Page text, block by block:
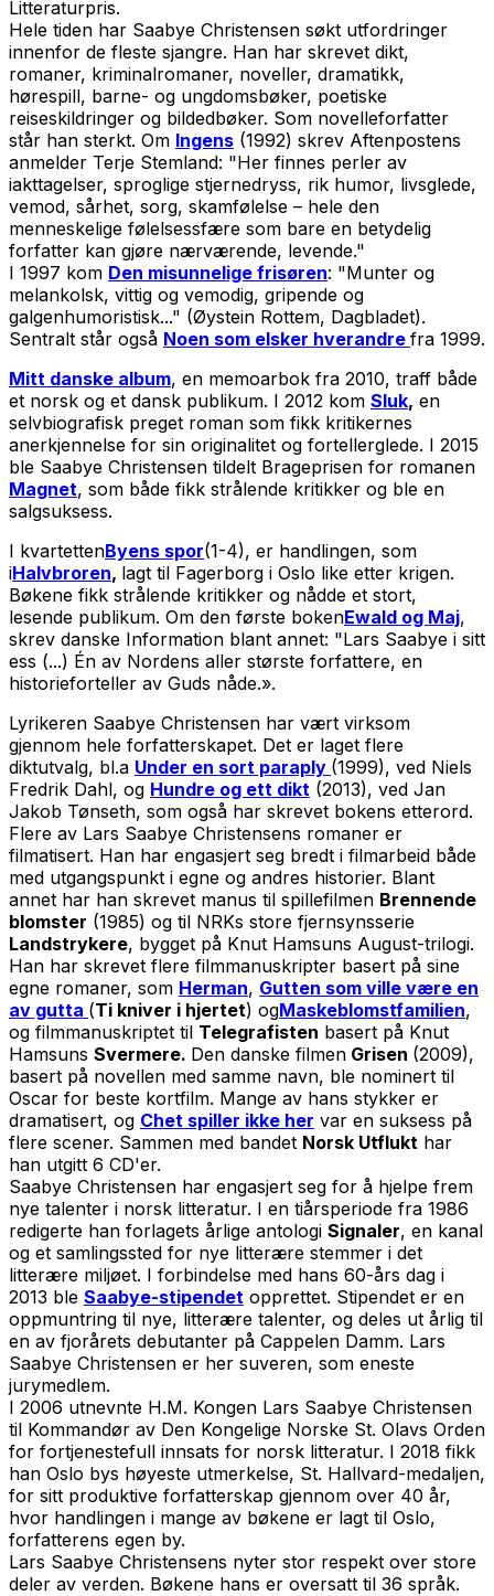
Litteraturpris.
Hele tiden har Saabye Christensen søkt utfordringer
innenfor de fleste sjangre. Han har skrevet dikt,
romaner, kriminalromaner, noveller, dramatikk,
hørespill, barne- og ungdomsbøker, poetiske
reiseskildringer og bildedbøker. Som novelleforfatter
står han sterkt. Om Ingens (1992) skrev Aftenpostens
anmelder Terje Stemland: "Her finnes perler av
iakttagelser, sproglige stjernedryss, rik humor, livsglede,
vemod, sårhet, sorg, skamfølelse – hele den
menneskelige følelsessfære som bare en betydelig
forfatter kan gjøre nærværende, levende."
I 1997 kom Den misunnelige frisøren: "Munter og
melankolsk, vittig og vemodig, gripende og
galgenhumoristisk..." (Øystein Rottem, Dagbladet).
Sentralt står også Noen som elsker hverandre fra 1999.
Mitt danske album, en memoarbok fra 2010, traff både
et norsk og et dansk publikum. I 2012 kom Sluk, en
selvbiografisk preget roman som fikk kritikernes
anerkjennelse for sin originalitet og fortellerglede. I 2015
ble Saabye Christensen tildelt Brageprisen for romanen
Magnet, som både fikk strålende kritikker og ble en
salgsuksess.
I kvartettenByens spor(1-4), er handlingen, som
iHalvbroren, lagt til Fagerborg i Oslo like etter krigen.
Bøkene fikk strålende kritikker og nådde et stort,
lesende publikum. Om den første bokenEwald og Maj,
skrev danske Information blant annet: "Lars Saabye i sitt
ess (...) Én av Nordens aller største forfattere, en
historieforteller av Guds nåde.».
Lyrikeren Saabye Christensen har vært virksom
gjennom hele forfatterskapet. Det er laget flere
diktutvalg, bl.a Under en sort paraply (1999), ved Niels
Fredrik Dahl, og Hundre og ett dikt (2013), ved Jan
Jakob Tønseth, som også har skrevet bokens etterord.
Flere av Lars Saabye Christensens romaner er
filmatisert. Han har engasjert seg bredt i filmarbeid både
med utgangspunkt i egne og andres historier. Blant
annet har han skrevet manus til spillefilmen Brennende
blomster (1985) og til NRKs store fjernsynsserie
Landstrykere, bygget på Knut Hamsuns August-trilogi.
Han har skrevet flere filmmanuskripter basert på sine
egne romaner, som Herman, Gutten som ville være en
av gutta (Ti kniver i hjertet) ogMaskeblomstfamilien,
og filmmanuskriptet til Telegrafisten basert på Knut
Hamsuns Svermere. Den danske filmen Grisen (2009),
basert på novellen med samme navn, ble nominert til
Oscar for beste kortfilm. Mange av hans stykker er
dramatisert, og Chet spiller ikke her var en suksess på
flere scener. Sammen med bandet Norsk Utflukt har
han utgitt 6 CD'er.
Saabye Christensen har engasjert seg for å hjelpe frem
nye talenter i norsk litteratur. I en tiårsperiode fra 1986
redigerte han forlagets årlige antologi Signaler, en kanal
og et samlingssted for nye litterære stemmer i det
litterære miljøet. I forbindelse med hans 60-års dag i
2013 ble Saabye-stipendet opprettet. Stipendet er en
oppmuntring til nye, litterære talenter, og deles ut årlig til
en av fjorårets debutanter på Cappelen Damm. Lars
Saabye Christensen er her suveren, som eneste
jurymedlem.
I 2006 utnevnte H.M. Kongen Lars Saabye Christensen
til Kommandør av Den Kongelige Norske St. Olavs Orden
for fortjenestefull innsats for norsk litteratur. I 2018 fikk
han Oslo bys høyeste utmerkelse, St. Hallvard-medaljen,
for sitt produktive forfatterskap gjennom over 40 år,
hvor handlingen i mange av bøkene er lagt til Oslo,
forfatterens egen by.
Lars Saabye Christensens nyter stor respekt over store
deler av verden. Bøkene hans er oversatt til 36 språk.